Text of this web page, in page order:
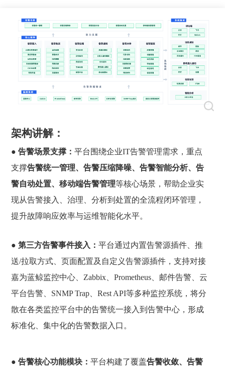
架构讲解：
●告警场景支撑 ：平台围绕企业IT告警管理需求，重点
支撑告警统一管理、告警压缩降噪、告警智能分析、告
警自动处置、移动端告警管理等核心场景，帮助企业实
现从告警接入、治理、分析到处置的全流程闭环管理，
提升故障响应效率与运维智能化水平。
●第三方告警事件接入 ：平台通过内置告警源插件、推
送/拉取方式、页面配置及自定义告警源插件，支持对接
嘉为蓝鲸监控中心、Zabbix、Prometheus、邮件告警、云
平台告警、SNMP Trap、Rest API等多种监控系统，将分
散在各类监控平台中的告警统一接入到告警中心，形成
标准化、集中化的告警数据入口。
●告警核心功能模块 ：平台构建了覆盖告警收敛、告警